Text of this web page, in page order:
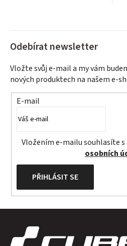
Odebírat newsletter
Vložte svůj e-mail a my vám
nových produktech na našem e-
E-mail
Vložením e-mailu souhlasíte s
osobních
PŘIHLÁSIT SE